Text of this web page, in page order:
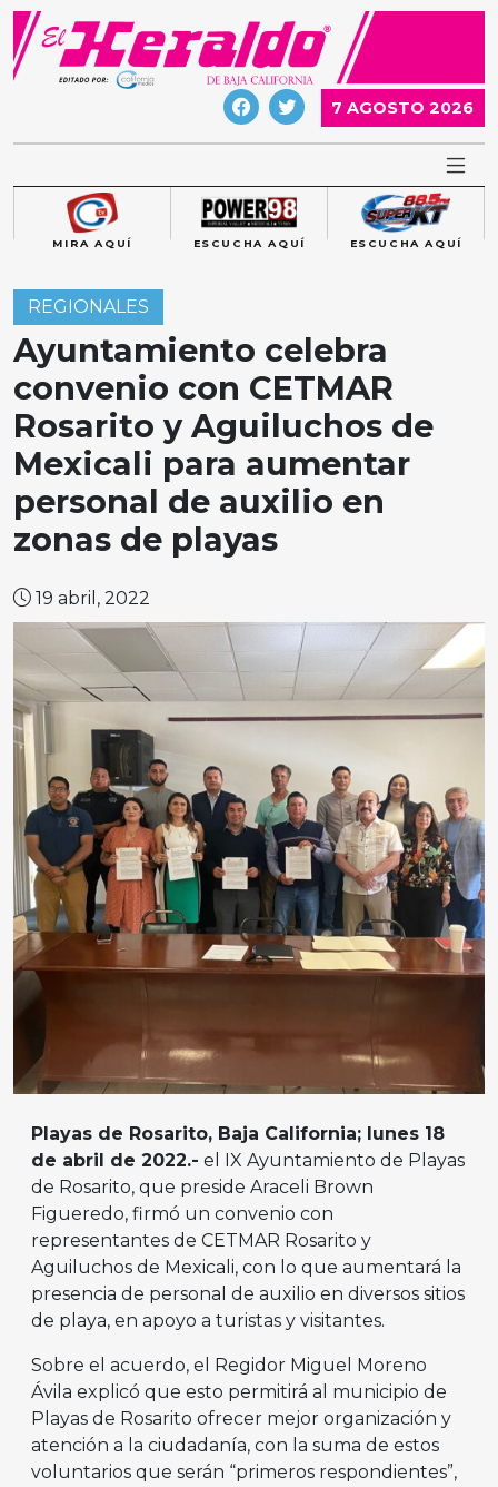
Skip
content
7 AGOSTO 2026
MIRA AQUÍ ESCUCHA AQUÍ ESCUCHA AQUÍ
REGIONALES
Ayuntamiento celebra
convenio con CETMAR
Rosarito y Aguiluchos de
Mexicali para aumentar
personal de auxilio en
zonas de playas
19 abril, 2022
Playas de Rosarito, Baja California; lunes 18
de abril de 2022.- el IX Ayuntamiento de Playas
de Rosarito, que preside Araceli Brown
Figueredo, firmó un convenio con
representantes de CETMAR Rosarito y
Aguiluchos de Mexicali, con lo que aumentará la
presencia de personal de auxilio en diversos sitios
de playa, en apoyo a turistas y visitantes.
Sobre el acuerdo, el Regidor Miguel Moreno
Ávila explicó que esto permitirá al municipio de
Playas de Rosarito ofrecer mejor organización y
atención a la ciudadanía, con la suma de estos
voluntarios que serán “primeros respondientes”,